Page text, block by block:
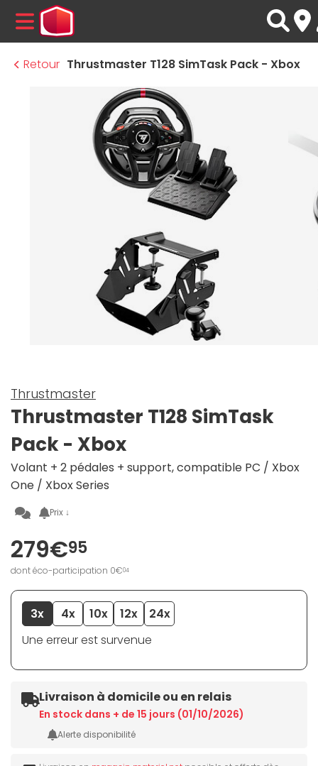
MENU
Retour Thrustmaster T128 SimTask Pack - Xbox
Thrustmaster
Thrustmaster T128 SimTask
Pack - Xbox
Volant + 2 pédales + support, compatible PC / Xbox
One / Xbox Series
Prix ↓
279€95
dont éco-participation 0€04
3x 4x 10x 12x
24x
Une erreur est survenue
Livraison à domicile ou en relais
En stock dans + de 15 jours (01/10/2026)
Alerte disponibilité